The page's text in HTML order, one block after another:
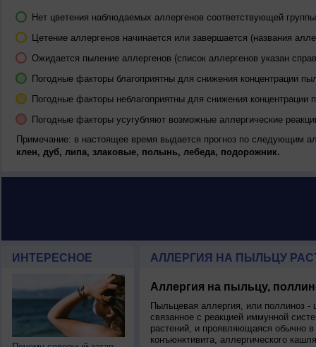
Нет цветения наблюдаемых аллергенов соответствующей
Цетение аллергенов начинается или завершается (названия
Ожидается пыление аллергенов (список аллергенов указан
Погодные факторы благоприятны для снижения концентрации
Погодные факторы неблагоприятны для снижения концентрации
Погодные факторы усугубляют возможные аллергические
Примечание: в настоящее время выдается прогноз по следующим
клен, дуб, липа, злаковые, полынь, лебеда, подорожник.
ИНТЕРЕСНОЕ АЛЛЕРГИЯ НА ПЫЛЬЦУ
Аллергия на пыльцу,
Пыльцевая аллергия, или поллиноз -
связанное с реакцией иммунной
растений, и проявляющаяся обычно
конъюнктивита, аллергического